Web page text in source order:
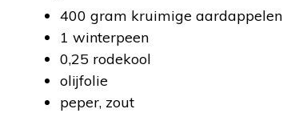
400 gram kruimige aardappelen
1 winterpeen
0,25 rodekool
olijfolie
peper, zout